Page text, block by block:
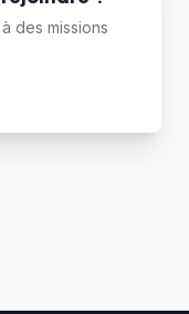
des missions